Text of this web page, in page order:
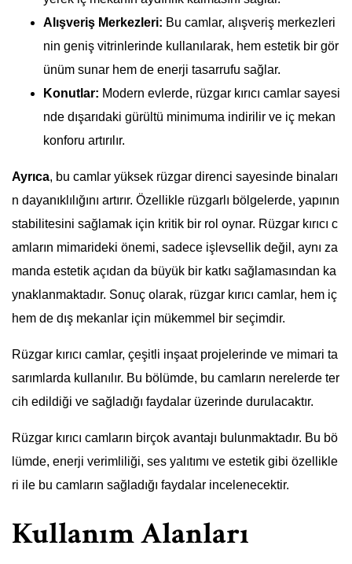
Alışveriş Merkezleri: Bu camlar, alışveriş merkezleri
nin geniş vitrinlerinde kullanılarak, hem estetik bir gör
ünüm sunar hem de enerji tasarrufu sağlar.
Konutlar: Modern evlerde, rüzgar kırıcı camlar sayesi
nde dışarıdaki gürültü minimuma indirilir ve iç mekan
konforu artırılır.
Ayrıca, bu camlar yüksek rüzgar direnci sayesinde binaları
n dayanıklılığını artırır. Özellikle rüzgarlı bölgelerde, yapının
stabilitesini sağlamak için kritik bir rol oynar. Rüzgar kırıcı c
amların mimarideki önemi, sadece işlevsellik değil, aynı za
manda estetik açıdan da büyük bir katkı sağlamasından ka
ynaklanmaktadır. Sonuç olarak, rüzgar kırıcı camlar, hem iç
hem de dış mekanlar için mükemmel bir seçimdir.
Rüzgar kırıcı camlar, çeşitli inşaat projelerinde ve mimari ta
sarımlarda kullanılır. Bu bölümde, bu camların nerelerde ter
cih edildiği ve sağladığı faydalar üzerinde durulacaktır.
Rüzgar kırıcı camların birçok avantajı bulunmaktadır. Bu bö
lümde, enerji verimliliği, ses yalıtımı ve estetik gibi özellikle
ri ile bu camların sağladığı faydalar incelenecektir.
Kullanım Alanları